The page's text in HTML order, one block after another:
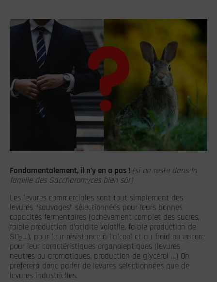
Fondamentalement, il n’y en a pas ! (si on reste dans la
famille des Saccharomyces bien sûr)
Les levures commerciales sont tout simplement des
levures “sauvages” sélectionnées pour leurs bonnes
capacités fermentaires (achèvement complet des sucres,
faible production d’acidité volatile, faible production de
SO2 ...), pour leur résistance à l’alcool et au froid ou encore
pour leur caractéristiques organoleptiques (levures
neutres ou aromatiques, production de glycérol …) On
préférera donc parler de levures sélectionnées que de
levures industrielles.